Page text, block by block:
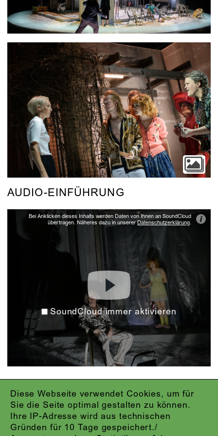
Diese Webseite verwendet Cookies, um für
Sie die Seite optimal gestalten zu können.
Ihre IP-Adresse wird aus technischen
Gründen für 10 Tage gespeichert./
Video
AUDIO-EINFÜHRUNG
Bei Anklicken dieses Inhalts werden Daten von Ihnen an SoundCloud
übertragen. Näheres dazu in unsererDatenschutzerklärung. i
SoundCloud immer aktivieren
IMPRESSUM
DATENSCHUTZ
AGB
KONTAKT